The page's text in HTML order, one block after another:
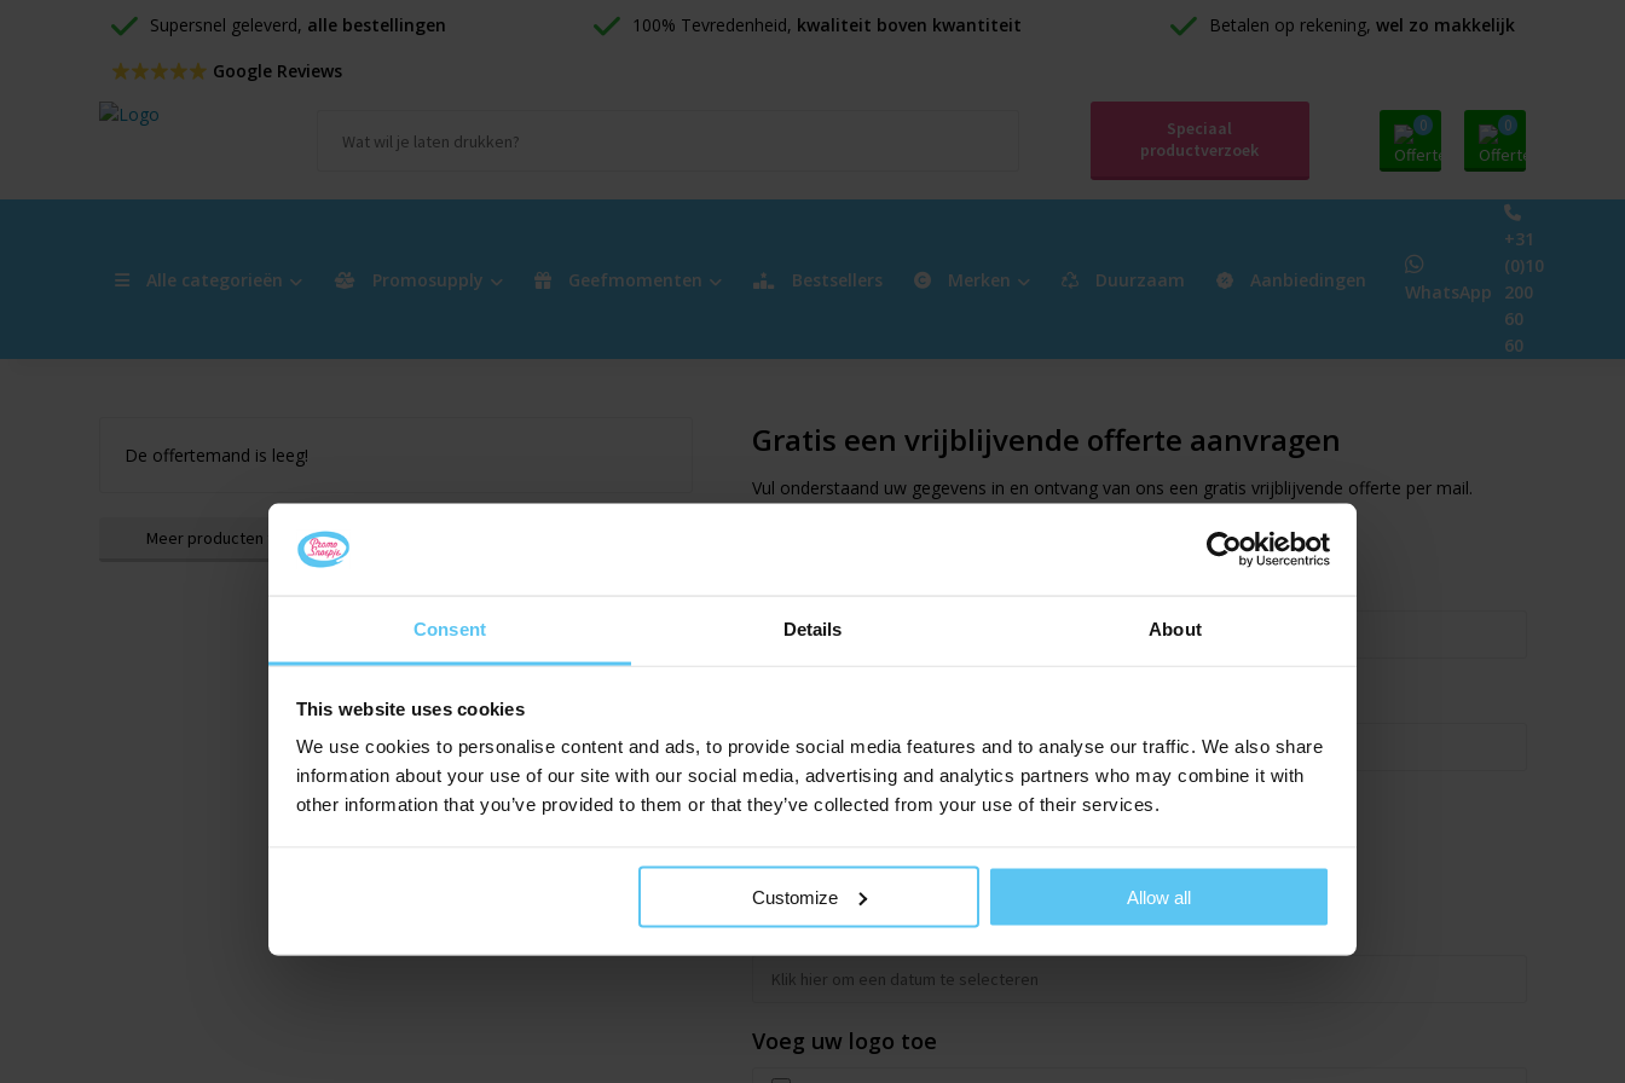
Consent Details About
This website uses cookies
We use cookies to personalise content and ads, to provide social media features and to analyse our traffic. We also share
information about your use of our site with our social media, advertising and analytics partners who may combine it with
other information that you’ve provided to them or that they’ve collected from your use of their services.
Customize Allow all
Supersnel geleverd, alle bestellingen 100% Tevredenheid, kwaliteit boven kwantiteit Betalen op rekening, wel zo makkelijk
Google Reviews
Speciaal
productverzoek
0 0
Alle categorieën Promosupply Geefmomenten Bestsellers Merken Duurzaam Aanbiedingen
WhatsApp
+31
(0)10
200
60
60
De offertemand is leeg!
Meer producten toevoegen
Gratis een vrijblijvende offerte aanvragen
Vul onderstaand uw gegevens in en ontvang van ons een gratis vrijblijvende offerte per mail.
E-mailadres*
Gewenste afleverdatum
Voeg uw logo toe